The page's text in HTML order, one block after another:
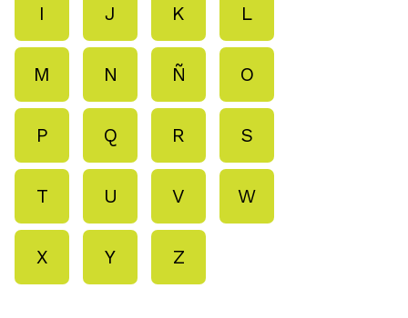
I J K L
M N Ñ O
P Q R S
T U V W
X Y Z